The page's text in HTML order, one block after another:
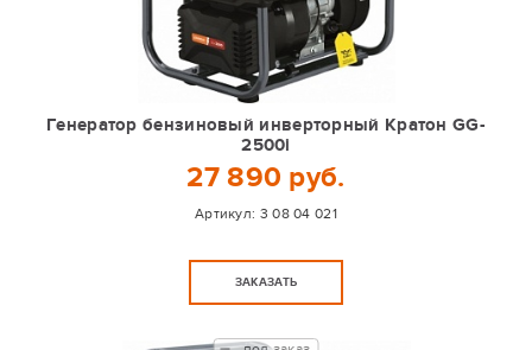
Генератор бензиновый инверторный Кратон GG-
2500i
27 890 руб.
Артикул: 3 08 04 021
ЗАКАЗАТЬ